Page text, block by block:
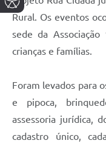
Rural. Os eventos
sede da
crianças e famílias.
Foram levados para
e pipoca,
assessoria jurídica,
cadastro único,